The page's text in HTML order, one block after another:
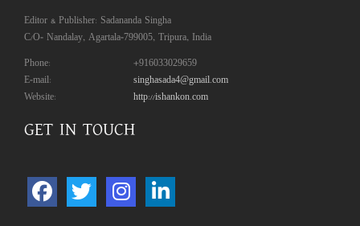
Editor & Publisher: Sadananda Singha
C/O- Nandalay, Agartala-799005, Tripura, India
Phone:
+916033029659
E-mail:
singhasada4@gmail.com
Website:
http://ishankon.com
GET IN TOUCH